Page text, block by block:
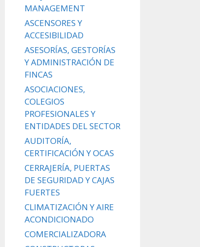
MANAGEMENT
ASCENSORES Y
ACCESIBILIDAD
ASESORÍAS, GESTORÍAS
Y ADMINISTRACIÓN DE
FINCAS
ASOCIACIONES,
COLEGIOS
PROFESIONALES Y
ENTIDADES DEL SECTOR
AUDITORÍA,
CERTIFICACIÓN Y OCAS
CERRAJERÍA, PUERTAS
DE SEGURIDAD Y CAJAS
FUERTES
CLIMATIZACIÓN Y AIRE
ACONDICIONADO
COMERCIALIZADORA